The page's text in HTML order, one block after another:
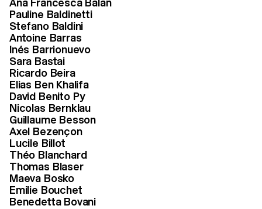
Jury Bachelor Media & Interaction Design – Sabine
Himmelsbach, Marc Kremers, Philip Schuette
3/6
Watching and sharing our thoughts
about their films with the students
was a very inspiring experience that
will hopefully leave them with some
useful feedback for their future
Ana Francesca Bălan
Pauline Baldinetti
Stefano Baldini
Antoine Barras
Inés Barrionuevo
Sara Bastai
Ricardo Beira
Elias Ben Khalifa
David Benito Py
Nicolas Bernklau
Guillaume Besson
Axel Bezençon
Lucile Billot
Théo Blanchard
Thomas Blaser
Maeva Bosko
Emilie Bouchet
Benedetta Bovani